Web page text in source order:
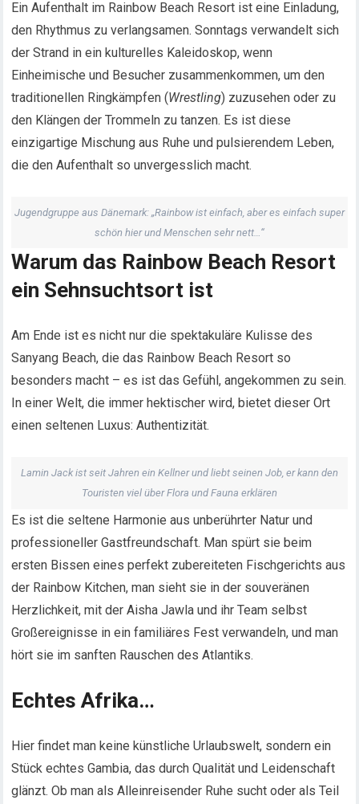
Ein Aufenthalt im Rainbow Beach Resort ist eine Einladung,
den Rhythmus zu verlangsamen. Sonntags verwandelt sich
der Strand in ein kulturelles Kaleidoskop, wenn
Einheimische und Besucher zusammenkommen, um den
traditionellen Ringkämpfen (Wrestling) zuzusehen oder zu
den Klängen der Trommeln zu tanzen. Es ist diese
einzigartige Mischung aus Ruhe und pulsierendem Leben,
die den Aufenthalt so unvergesslich macht.
Jugendgruppe aus Dänemark: „Rainbow ist einfach, aber es einfach super
schön hier und Menschen sehr nett…“
Warum das Rainbow Beach Resort
ein Sehnsuchtsort ist
Am Ende ist es nicht nur die spektakuläre Kulisse des
Sanyang Beach, die das Rainbow Beach Resort so
besonders macht – es ist das Gefühl, angekommen zu sein.
In einer Welt, die immer hektischer wird, bietet dieser Ort
einen seltenen Luxus: Authentizität.
Lamin Jack ist seit Jahren ein Kellner und liebt seinen Job, er kann den
Touristen viel über Flora und Fauna erklären
Es ist die seltene Harmonie aus unberührter Natur und
professioneller Gastfreundschaft. Man spürt sie beim
ersten Bissen eines perfekt zubereiteten Fischgerichts aus
der Rainbow Kitchen, man sieht sie in der souveränen
Herzlichkeit, mit der Aisha Jawla und ihr Team selbst
Großereignisse in ein familiäres Fest verwandeln, und man
hört sie im sanften Rauschen des Atlantiks.
Echtes Afrika…
Hier findet man keine künstliche Urlaubswelt, sondern ein
Stück echtes Gambia, das durch Qualität und Leidenschaft
glänzt. Ob man als Alleinreisender Ruhe sucht oder als Teil